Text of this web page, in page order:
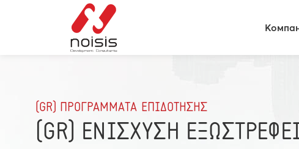
(GR) ΠΡΟΓΡΑΜΜΑΤΑ ΕΠΙΔΟΤΗΣΗΣ
(GR) ΕΝΙΣΧΥΣΗ